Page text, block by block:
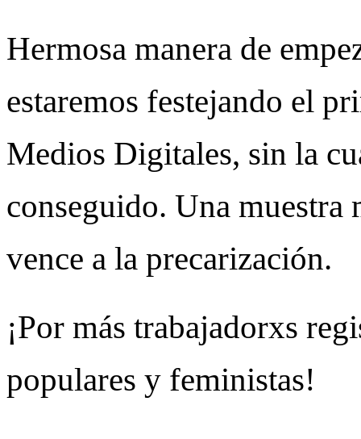
Hermosa manera de
estaremos festejando el
Medios Digitales, sin la
conseguido. Una muestra
vence a la precarización.
¡Por más trabajadorxs
populares y feministas!